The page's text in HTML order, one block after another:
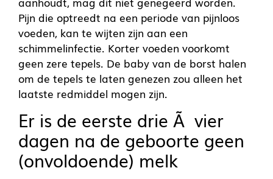
Pijn die optreedt na een periode van pijnloos
voeden, kan te wijten zijn aan een
schimmelinfectie. Korter voeden voorkomt
geen zere tepels. De baby van de borst halen
om de tepels te laten genezen zou alleen het
laatste redmiddel mogen zijn.
Er is de eerste drie Ã vier
dagen na de geboorte geen
(onvoldoende) melk